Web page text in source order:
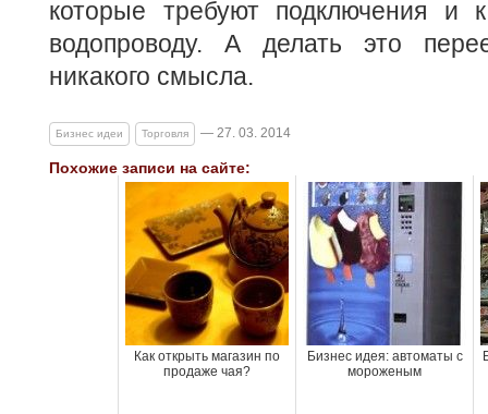
которые требуют подключения и
водопроводу. А делать это
никакого смысла.
Бизнес идеи Торговля — 27. 03. 2014
Похожие записи на сайте:
Как открыть магазин по
продаже чая?
Бизнес идея: автоматы с
мороженым